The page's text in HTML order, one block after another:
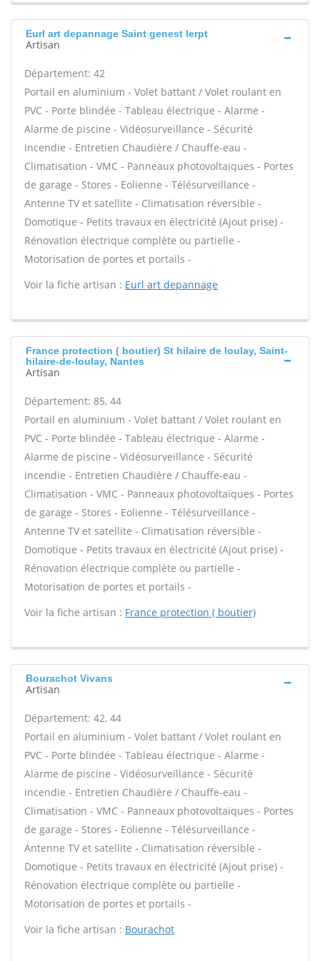
Eurl art depannage Saint genest lerpt
Artisan
Département: 42
Portail en aluminium - Volet battant / Volet roulant en
PVC - Porte blindée - Tableau électrique - Alarme -
Alarme de piscine - Vidéosurveillance - Sécurité
incendie - Entretien Chaudière / Chauffe-eau -
Climatisation - VMC - Panneaux photovoltaïques - Portes
de garage - Stores - Eolienne - Télésurveillance -
Antenne TV et satellite - Climatisation réversible -
Domotique - Petits travaux en électricité (Ajout prise) -
Rénovation électrique complète ou partielle -
Motorisation de portes et portails -
Voir la fiche artisan : Eurl art depannage
France protection ( boutier) St hilaire de loulay, Saint-
hilaire-de-loulay, Nantes
Artisan
Département: 85, 44
Portail en aluminium - Volet battant / Volet roulant en
PVC - Porte blindée - Tableau électrique - Alarme -
Alarme de piscine - Vidéosurveillance - Sécurité
incendie - Entretien Chaudière / Chauffe-eau -
Climatisation - VMC - Panneaux photovoltaïques - Portes
de garage - Stores - Eolienne - Télésurveillance -
Antenne TV et satellite - Climatisation réversible -
Domotique - Petits travaux en électricité (Ajout prise) -
Rénovation électrique complète ou partielle -
Motorisation de portes et portails -
Voir la fiche artisan : France protection ( boutier)
Bourachot Vivans
Artisan
Département: 42, 44
Portail en aluminium - Volet battant / Volet roulant en
PVC - Porte blindée - Tableau électrique - Alarme -
Alarme de piscine - Vidéosurveillance - Sécurité
incendie - Entretien Chaudière / Chauffe-eau -
Climatisation - VMC - Panneaux photovoltaïques - Portes
de garage - Stores - Eolienne - Télésurveillance -
Antenne TV et satellite - Climatisation réversible -
Domotique - Petits travaux en électricité (Ajout prise) -
Rénovation électrique complète ou partielle -
Motorisation de portes et portails -
Voir la fiche artisan : Bourachot